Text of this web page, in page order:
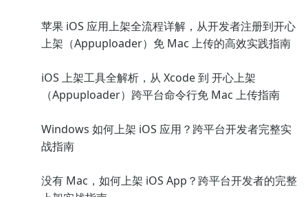
苹果 iOS 应用上架全流程详解，从开发者注册到开心
上架（Appuploader）免 Mac 上传的高效实践指南
iOS 上架工具全解析，从 Xcode 到 开心上架
（Appuploader）跨平台命令行免 Mac 上传指南
Windows 如何上架 iOS 应用？跨平台开发者完整实
战指南
没有 Mac，如何上架 iOS App？跨平台开发者的完整